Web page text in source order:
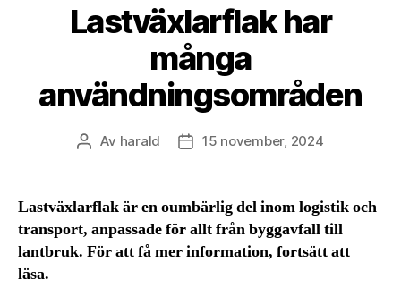
Lastväxlarflak har
många
användningsområden
Inläggsförfattare
Av harald Inläggsdatum
15 november, 2024
Lastväxlarflak är en oumbärlig del inom logistik och
transport, anpassade för allt från byggavfall till
lantbruk. För att få mer information, fortsätt att
läsa.